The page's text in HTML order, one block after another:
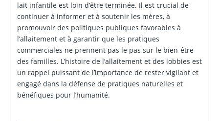
lait infantile est loin d’être terminée. Il est crucial de
continuer à informer et à soutenir les mères, à
promouvoir des politiques publiques favorables à
l’allaitement et à garantir que les pratiques
commerciales ne prennent pas le pas sur le bien-être
des familles. L’histoire de l’allaitement et des lobbies est
un rappel puissant de l’importance de rester vigilant et
engagé dans la défense de pratiques naturelles et
bénéfiques pour l’humanité.